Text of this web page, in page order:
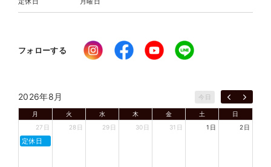
定休日 月曜日
フォローする
2026年8月 今日
月 火 水 木 金 土
日
27日
定休日
28日 29日 30日 31日 1日 2日